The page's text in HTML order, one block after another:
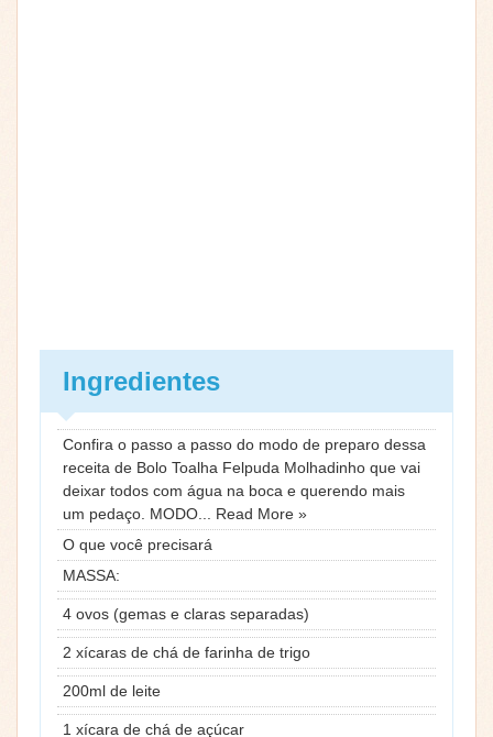
Ingredientes
Confira o passo a passo do modo de preparo dessa
receita de Bolo Toalha Felpuda Molhadinho que vai
deixar todos com água na boca e querendo mais
um pedaço. MODO... Read More »
O que você precisará
MASSA:
4 ovos (gemas e claras separadas)
2 xícaras de chá de farinha de trigo
200ml de leite
1 xícara de chá de açúcar